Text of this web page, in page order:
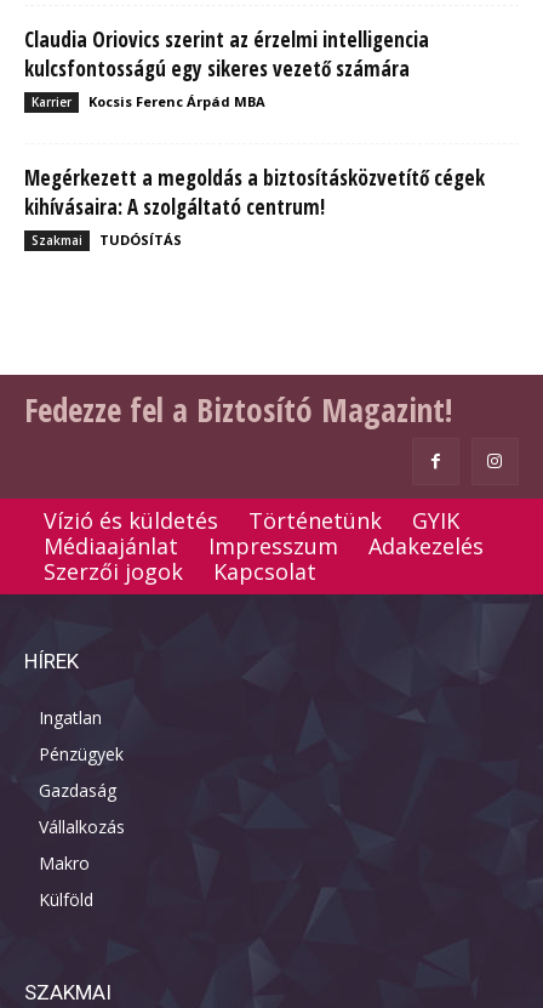
Claudia Oriovics szerint az érzelmi intelligencia
kulcsfontosságú egy sikeres vezető számára
Karrier Kocsis Ferenc Árpád MBA
Megérkezett a megoldás a biztosításközvetítő cégek
kihívásaira: A szolgáltató centrum!
Szakmai TUDÓSÍTÁS
Fedezze fel a Biztosító Magazint!
Vízió és küldetés Történetünk
GYIK
Médiaajánlat
Impresszum
Adakezelés
Szerzői jogok
Kapcsolat
HÍREK
Ingatlan
Pénzügyek
Gazdaság
Vállalkozás
Makro
Külföld
SZAKMAI